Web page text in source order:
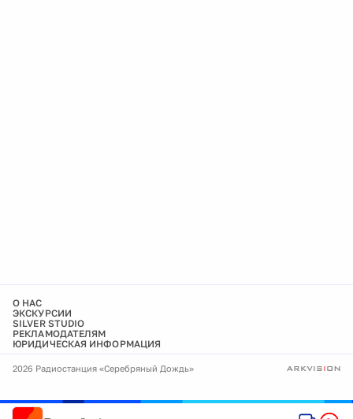
О НАС
ЭКСКУРСИИ
SILVER STUDIO
РЕКЛАМОДАТЕЛЯМ
ЮРИДИЧЕСКАЯ ИНФОРМАЦИЯ
2026 Радиостанция «Серебряный Дождь»